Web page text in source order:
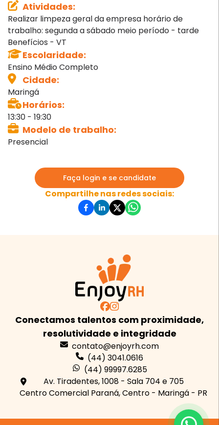
Atividades:
Realizar limpeza geral da empresa horário de
trabalho: segunda a sábado meio período - tarde
Benefícios - VT
Escolaridade:
Ensino Médio Completo
Cidade:
Maringá
Horários:
13:30 - 19:30
Modelo de trabalho:
Presencial
Faça login e se candidate
Compartilhe nas redes sociais:
Conectamos talentos com proximidade,
resolutividade e integridade
contato@enjoyrh.com
(44) 3041.0616
(44) 99997.6285
Av. Tiradentes, 1008 - Sala 704 e 705
Centro Comercial Paraná, Centro - Maringá - PR